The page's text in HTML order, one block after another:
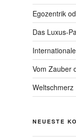
Egozentrik
Das Luxus-
Vom Zauber
Weltschmerz
NEUESTE